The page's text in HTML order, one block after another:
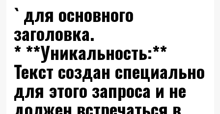
` для основного
заголовка.
* **Уникальность:**
Текст создан специально
для этого запроса и не
должен встречаться в